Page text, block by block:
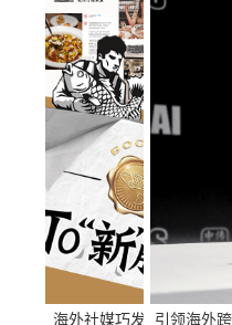
海外社媒巧发声 | 太二酸
引领海外